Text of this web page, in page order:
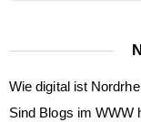
Wie digital ist
Sind Blogs im WWW